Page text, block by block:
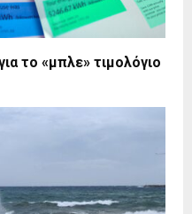
το «μπλε» τιμολόγιο